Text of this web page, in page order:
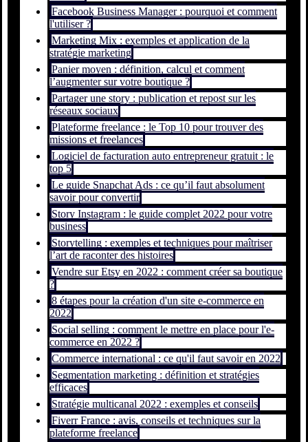
Facebook Business Manager : pourquoi et comment
l'utiliser ?
Marketing Mix : exemples et application de la
stratégie marketing
Panier moyen : définition, calcul et comment
l’augmenter sur votre boutique ?
Partager une story : publication et repost sur les
réseaux sociaux
Plateforme freelance : le Top 10 pour trouver des
missions et freelances
Logiciel de facturation auto entrepreneur gratuit : le
top 5
Le guide Snapchat Ads : ce qu’il faut absolument
savoir pour convertir
Story Instagram : le guide complet 2022 pour votre
business
Storytelling : exemples et techniques pour maîtriser
l’art de raconter des histoires
Vendre sur Etsy en 2022 : comment créer sa boutique
?
8 étapes pour la création d'un site e-commerce en
2022
Social selling : comment le mettre en place pour l'e-
commerce en 2022 ?
Commerce international : ce qu'il faut savoir en 2022
Segmentation marketing : définition et stratégies
efficaces
Stratégie multicanal 2022 : exemples et conseils
Fiverr France : avis, conseils et techniques sur la
plateforme freelance